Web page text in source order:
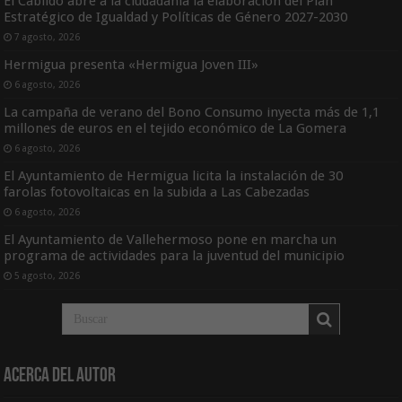
Estratégico de Igualdad y Políticas de Género 2027-2030
7 agosto, 2026
Hermigua presenta «Hermigua Joven III»
6 agosto, 2026
La campaña de verano del Bono Consumo inyecta más de 1,1
millones de euros en el tejido económico de La Gomera
6 agosto, 2026
El Ayuntamiento de Hermigua licita la instalación de 30
farolas fotovoltaicas en la subida a Las Cabezadas
6 agosto, 2026
El Ayuntamiento de Vallehermoso pone en marcha un
programa de actividades para la juventud del municipio
5 agosto, 2026
Acerca del Autor